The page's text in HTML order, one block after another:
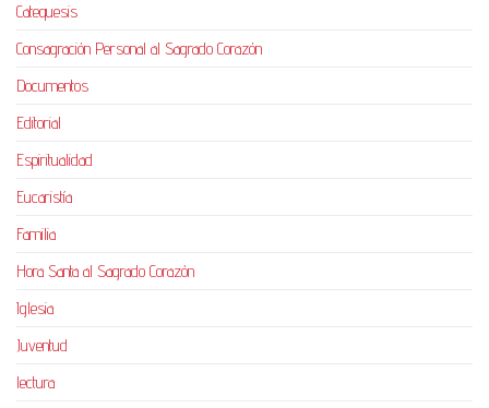
Catequesis
Consagración Personal al Sagrado Corazón
Documentos
Editorial
Espiritualidad
Eucaristía
Familia
Hora Santa al Sagrado Corazón
Iglesia
Juventud
lectura